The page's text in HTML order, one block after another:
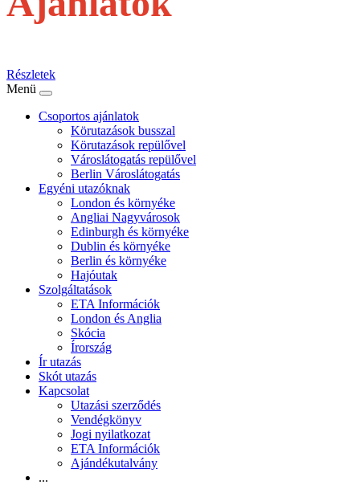
Részletek
Menü
Csoportos ajánlatok
Körutazások busszal
Körutazások repülővel
Városlátogatás repülővel
Berlin Városlátogatás
Egyéni utazóknak
London és környéke
Angliai Nagyvárosok
Edinburgh és környéke
Dublin és környéke
Berlin és környéke
Hajóutak
Szolgáltatások
ETA Információk
London és Anglia
Skócia
Írország
Ír utazás
Skót utazás
Kapcsolat
Utazási szerződés
Vendégkönyv
Jogi nyilatkozat
ETA Információk
Ajándékutalvány
...